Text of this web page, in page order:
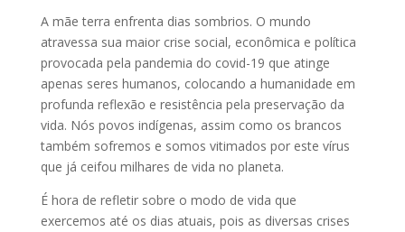
A mãe terra enfrenta dias sombrios. O mundo
atravessa sua maior crise social, econômica e política
provocada pela pandemia do covid-19 que atinge
apenas seres humanos, colocando a humanidade em
profunda reflexão e resistência pela preservação da
vida. Nós povos indígenas, assim como os brancos
também sofremos e somos vitimados por este vírus
que já ceifou milhares de vida no planeta.
É hora de refletir sobre o modo de vida que
exercemos até os dias atuais, pois as diversas crises